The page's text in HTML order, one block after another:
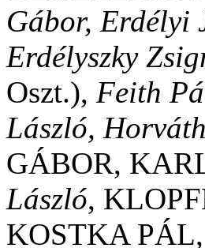
Gábor, Erdélyi
Erdélyszky
Oszt.), Feith
László,
GÁBOR,
László,
KOSTKA PÁL,